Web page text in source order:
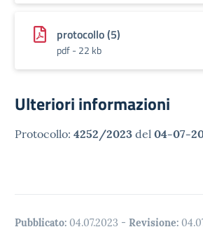
protocollo (5)
pdf - 22 kb
Ulteriori informazioni
Protocollo: 4252/2023 del 04-07-
Pubblicato: 04.07.2023 - Revisione: